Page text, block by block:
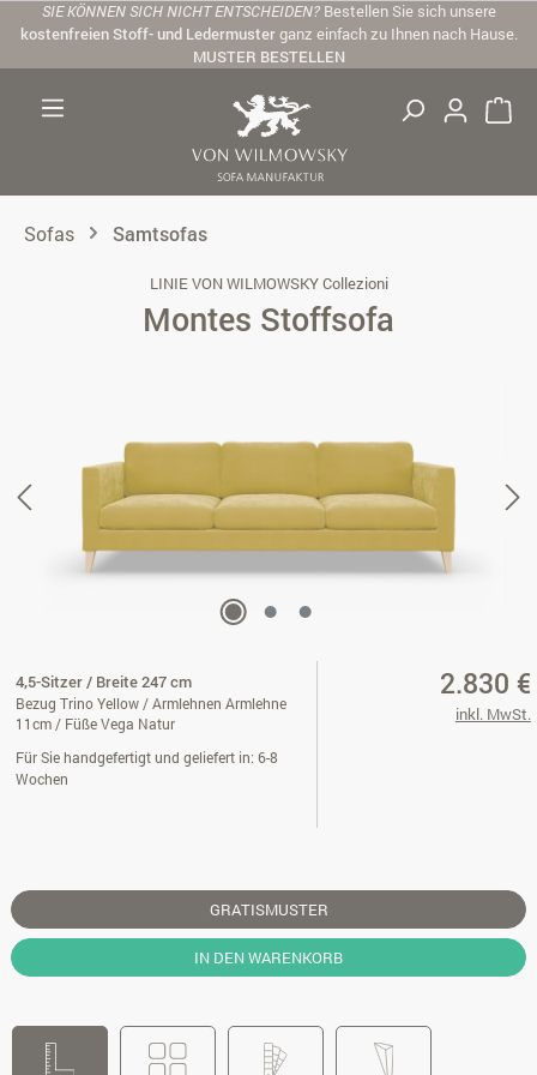
Zum Hauptinhalt springen
SIE KÖNNEN SICH NICHT ENTSCHEIDEN? Bestellen Sie sich unsere
kostenfreien Stoff- und Ledermusterganz einfach zu Ihnen nach Hause.
MUSTER BESTELLEN
Sofas Samtsofas
LINIE VON WILMOWSKY Collezioni
Montes Stoffsofa
4,5-Sitzer / Breite 247 cm
Bezug Trino Yellow / Armlehnen Armlehne
11cm / Füße Vega Natur
Für Sie handgefertigt und geliefert in: 6-8
Wochen
2.830 €
inkl. MwSt.
GRATISMUSTER
IN DEN WARENKORB